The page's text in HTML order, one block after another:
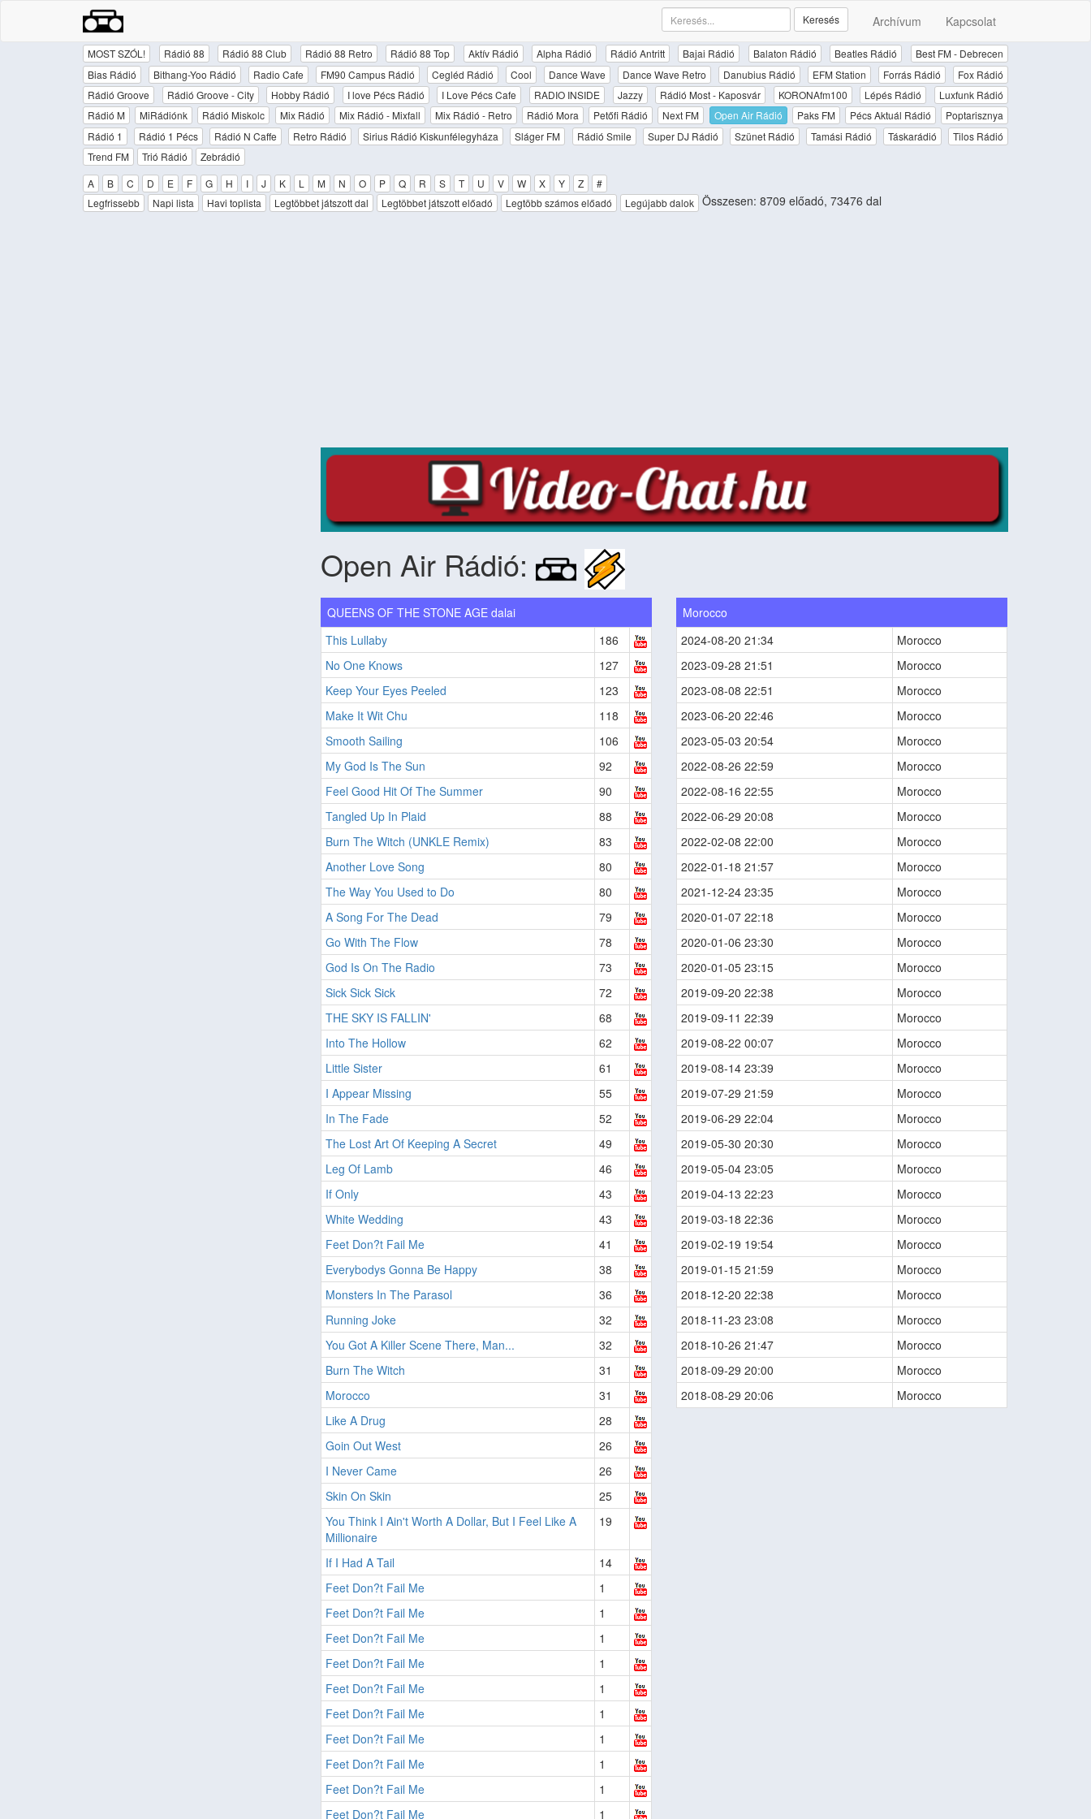
Archívum Kapcsolat
Keresés
MOST SZÓL! Rádió 88 Rádió 88 Club Rádió 88 Retro Rádió 88 Top Aktív Rádió Alpha Rádió Rádió Antritt Bajai Rádió Balaton Rádió Beatles Rádió
Best FM - Debrecen
Bias Rádió
Bithang-Yoo Rádió Radio Cafe FM90 Campus Rádió Cegléd Rádió Cool Dance Wave Dance Wave Retro Danubius Rádió EFM Station Forrás Rádió
Fox Rádió
Rádió Groove
Rádió Groove - City Hobby Rádió I love Pécs Rádió I Love Pécs Cafe RADIO INSIDE Jazzy Rádió Most - Kaposvár KORONAfm100 Lépés Rádió
Luxfunk Rádió
Rádió M
MiRádiónk Rádió Miskolc Mix Rádió Mix Rádió - Mixfall Mix Rádió - Retro Rádió Mora Petőfi Rádió Next FM Open Air Rádió Paks FM Pécs Aktuál Rádió
Poptarisznya
Rádió 1
Rádió 1 Pécs Rádió N Caffe Retro Rádió Sirius Rádió Kiskunfélegyháza Sláger FM Rádió Smile Super DJ Rádió Szünet Rádió Tamási Rádió Táskarádió
Tilos Rádió
Trend FM
Trió Rádió
Zebrádió
A
B C D E F G H I J K L M N O P Q R S T U V W X Y Z
#
Legfrissebb
Napi lista Havi toplista Legtöbbet játszott dal Legtöbbet játszott előadó Legtöbb számos előadó Legújabb dalok Összesen: 8709 előadó, 73476 dal
Open Air Rádió:
QUEENS OF THE STONE AGE dalai
This Lullaby
186
No One Knows
127
Keep Your Eyes Peeled
123
Make It Wit Chu
118
Smooth Sailing
106
My God Is The Sun
92
Feel Good Hit Of The Summer
90
Tangled Up In Plaid
88
Burn The Witch (UNKLE Remix)
83
Another Love Song
80
The Way You Used to Do
80
A Song For The Dead
79
Go With The Flow
78
God Is On The Radio
73
Sick Sick Sick
72
THE SKY IS FALLIN'
68
Into The Hollow
62
Little Sister
61
I Appear Missing
55
In The Fade
52
The Lost Art Of Keeping A Secret
49
Leg Of Lamb
46
If Only
43
White Wedding
43
Feet Don?t Fail Me
41
Everybodys Gonna Be Happy
38
Monsters In The Parasol
36
Running Joke
32
You Got A Killer Scene There, Man...
32
Burn The Witch
31
Morocco
31
Like A Drug
28
Goin Out West
26
I Never Came
26
Skin On Skin
25
You Think I Ain't Worth A Dollar, But I Feel Like A
Millionaire
19
If I Had A Tail
14
Feet Don?t Fail Me
1
Feet Don?t Fail Me
1
Feet Don?t Fail Me
1
Feet Don?t Fail Me
1
Feet Don?t Fail Me
1
Feet Don?t Fail Me
1
Feet Don?t Fail Me
1
Feet Don?t Fail Me
1
Feet Don?t Fail Me
1
Feet Don?t Fail Me
1
Morocco
2024-08-20 21:34
Morocco
2023-09-28 21:51
Morocco
2023-08-08 22:51
Morocco
2023-06-20 22:46
Morocco
2023-05-03 20:54
Morocco
2022-08-26 22:59
Morocco
2022-08-16 22:55
Morocco
2022-06-29 20:08
Morocco
2022-02-08 22:00
Morocco
2022-01-18 21:57
Morocco
2021-12-24 23:35
Morocco
2020-01-07 22:18
Morocco
2020-01-06 23:30
Morocco
2020-01-05 23:15
Morocco
2019-09-20 22:38
Morocco
2019-09-11 22:39
Morocco
2019-08-22 00:07
Morocco
2019-08-14 23:39
Morocco
2019-07-29 21:59
Morocco
2019-06-29 22:04
Morocco
2019-05-30 20:30
Morocco
2019-05-04 23:05
Morocco
2019-04-13 22:23
Morocco
2019-03-18 22:36
Morocco
2019-02-19 19:54
Morocco
2019-01-15 21:59
Morocco
2018-12-20 22:38
Morocco
2018-11-23 23:08
Morocco
2018-10-26 21:47
Morocco
2018-09-29 20:00
Morocco
2018-08-29 20:06
Morocco